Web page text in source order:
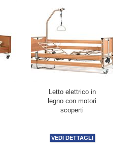
Letto elettrico in
legno con motori
scoperti
VEDI DETTAGLI